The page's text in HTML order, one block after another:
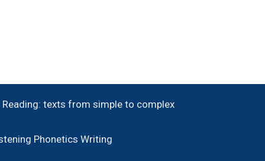
Reading: texts from simple to complex
Phonetics Writing